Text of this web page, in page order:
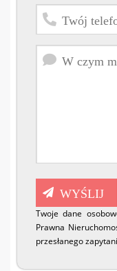
Twoje dane
Prawna
przesłanego